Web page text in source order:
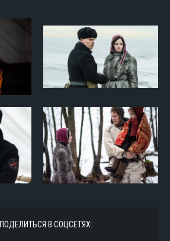
ПОДЕЛИТЬСЯ В СОЦСЕТЯХ: